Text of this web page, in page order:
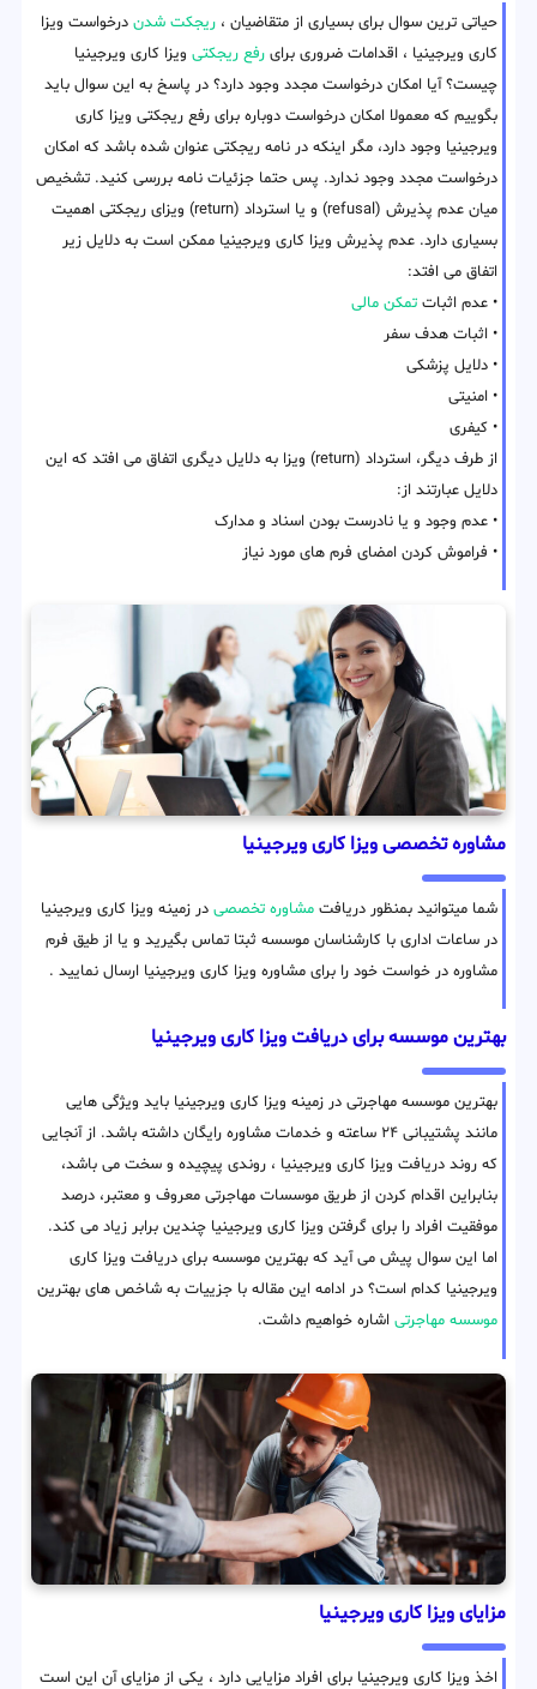
حیاتی ترین سوال برای بسیاری از متقاضیان ، ریجکت شدن درخواست ویزا
کاری ویرجینیا ، اقدامات ضروری برای رفع ریجکتی ویزا کاری ویرجینیا
چیست؟ آیا امکان درخواست مجدد وجود دارد؟ در پاسخ به این سوال باید
بگوییم که معمولا امکان درخواست دوباره برای رفع ریجکتی ویزا کاری
ویرجینیا وجود دارد، مگر اینکه در نامه ریجکتی عنوان شده باشد که امکان
درخواست مجدد وجود ندارد. پس حتما جزئیات نامه بررسی کنید. تشخیص
میان عدم پذیرش (refusal) و یا استرداد (return) ویزای ریجکتی اهمیت
بسیاری دارد. عدم پذیرش ویزا کاری ویرجینیا ممکن است به دلایل زیر
اتفاق می افتد:
• عدم اثبات تمکن مالی
• اثبات هدف سفر
• دلایل پزشکی
• امنیتی
• کیفری
از طرف دیگر، استرداد (return) ویزا به دلایل دیگری اتفاق می افتد که این
دلایل عبارتند از:
• عدم وجود و یا نادرست بودن اسناد و مدارک
• فراموش کردن امضای فرم های مورد نیاز
مشاوره تخصصی ویزا کاری ویرجینیا
شما میتوانید بمنظور دریافت مشاوره تخصصی در زمینه ویزا کاری ویرجینیا
در ساعات اداری با کارشناسان موسسه ثبتا تماس بگیرید و یا از طیق فرم
مشاوره در خواست خود را برای مشاوره ویزا کاری ویرجینیا ارسال نمایید .
بهترین موسسه برای دریافت ویزا کاری ویرجینیا
بهترین موسسه مهاجرتی در زمینه ویزا کاری ویرجینیا باید ویژگی هایی
مانند پشتیبانی ۲۴ ساعته و خدمات مشاوره رایگان داشته باشد. از آنجایی
که روند دریافت ویزا کاری ویرجینیا ، روندی پیچیده و سخت می باشد،
بنابراین اقدام کردن از طریق موسسات مهاجرتی معروف و معتبر، درصد
موفقیت افراد را برای گرفتن ویزا کاری ویرجینیا چندین برابر زیاد می کند.
اما این سوال پیش می آید که بهترین موسسه برای دریافت ویزا کاری
ویرجینیا کدام است؟ در ادامه این مقاله با جزییات به شاخص های بهترین
موسسه مهاجرتی اشاره خواهیم داشت.
مزایای ویزا کاری ویرجینیا
اخذ ویزا کاری ویرجینیا برای افراد مزایایی دارد ، یکی از مزایای آن این است